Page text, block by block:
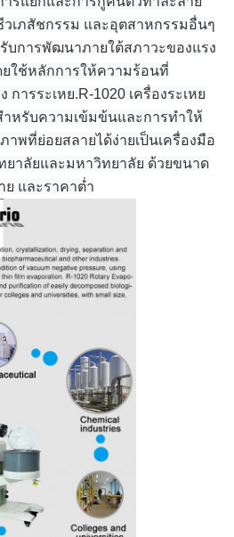
เภสัชกรรม และอุตสาหกรรมอื่นๆ
บการพัฒนาภายใต้สภาวะของแรง
ใช้หลักการให้ความร้อนที่
ารระเหย.R-1020 เครื่องระเหย
หรับความเข้มข้นและการทำให้
พที่ย่อยสลายได้ง่ายเป็นเครื่องมือ
ยาลัยและมหาวิทยาลัย ด้วยขนาด
ย และราคาต่ำ